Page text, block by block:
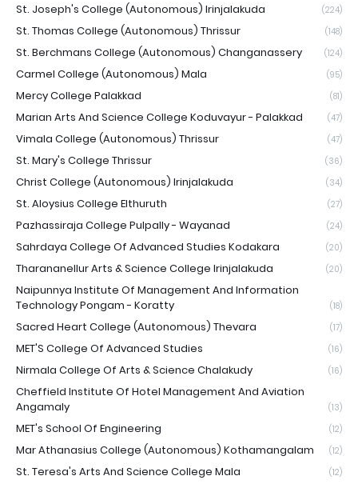
St. Joseph's College (Autonomous) Irinjalakuda (224)
St. Thomas College (Autonomous) Thrissur (148)
St. Berchmans College (Autonomous) Changanassery (124)
Carmel College (Autonomous) Mala (95)
Mercy College Palakkad (81)
Marian Arts And Science College Koduvayur - Palakkad (47)
Vimala College (Autonomous) Thrissur (47)
St. Mary's College Thrissur (36)
Christ College (Autonomous) Irinjalakuda (34)
St. Aloysius College Elthuruth (27)
Pazhassiraja College Pulpally - Wayanad (24)
Sahrdaya College Of Advanced Studies Kodakara (20)
Tharananellur Arts & Science College Irinjalakuda (20)
Naipunnya Institute Of Management And Information
Technology Pongam - Koratty
(18)
Sacred Heart College (Autonomous) Thevara (17)
MET'S College Of Advanced Studies (16)
Nirmala College Of Arts & Science Chalakudy (16)
Cheffield Institute Of Hotel Management And Aviation
Angamaly
(13)
MET's School Of Engineering (12)
Mar Athanasius College (Autonomous) Kothamangalam (12)
St. Teresa's Arts And Science College Mala (12)